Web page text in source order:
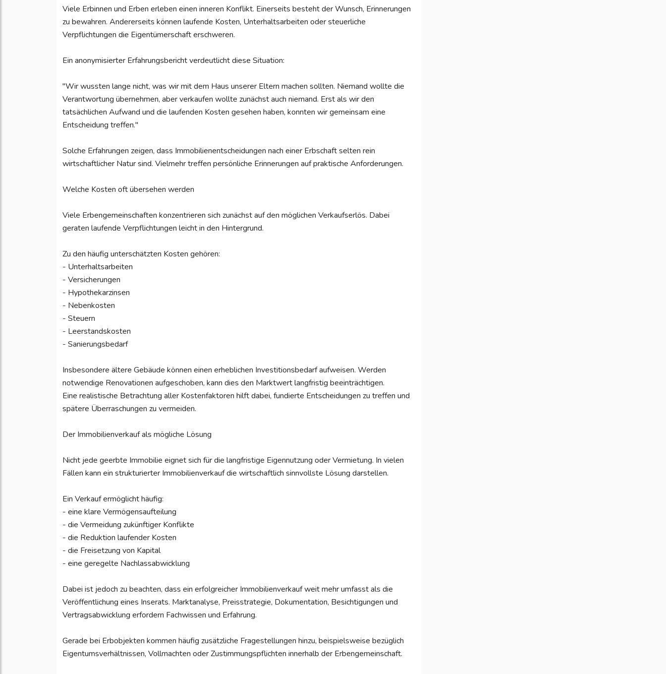
Viele Erbinnen und Erben erleben einen inneren Konflikt. Einerseits besteht der Wunsch, Erinnerungen
zu bewahren. Andererseits können laufende Kosten, Unterhaltsarbeiten oder steuerliche
Verpflichtungen die Eigentümerschaft erschweren.
Ein anonymisierter Erfahrungsbericht verdeutlicht diese Situation:
"Wir wussten lange nicht, was wir mit dem Haus unserer Eltern machen sollten. Niemand wollte die
Verantwortung übernehmen, aber verkaufen wollte zunächst auch niemand. Erst als wir den
tatsächlichen Aufwand und die laufenden Kosten gesehen haben, konnten wir gemeinsam eine
Entscheidung treffen."
Solche Erfahrungen zeigen, dass Immobilienentscheidungen nach einer Erbschaft selten rein
wirtschaftlicher Natur sind. Vielmehr treffen persönliche Erinnerungen auf praktische Anforderungen.
Welche Kosten oft übersehen werden
Viele Erbengemeinschaften konzentrieren sich zunächst auf den möglichen Verkaufserlös. Dabei
geraten laufende Verpflichtungen leicht in den Hintergrund.
Zu den häufig unterschätzten Kosten gehören:
- Unterhaltsarbeiten
- Versicherungen
- Hypothekarzinsen
- Nebenkosten
- Steuern
- Leerstandskosten
- Sanierungsbedarf
Insbesondere ältere Gebäude können einen erheblichen Investitionsbedarf aufweisen. Werden
notwendige Renovationen aufgeschoben, kann dies den Marktwert langfristig beeinträchtigen.
Eine realistische Betrachtung aller Kostenfaktoren hilft dabei, fundierte Entscheidungen zu treffen und
spätere Überraschungen zu vermeiden.
Der Immobilienverkauf als mögliche Lösung
Nicht jede geerbte Immobilie eignet sich für die langfristige Eigennutzung oder Vermietung. In vielen
Fällen kann ein strukturierter Immobilienverkauf die wirtschaftlich sinnvollste Lösung darstellen.
Ein Verkauf ermöglicht häufig:
- eine klare Vermögensaufteilung
- die Vermeidung zukünftiger Konflikte
- die Reduktion laufender Kosten
- die Freisetzung von Kapital
- eine geregelte Nachlassabwicklung
Dabei ist jedoch zu beachten, dass ein erfolgreicher Immobilienverkauf weit mehr umfasst als die
Veröffentlichung eines Inserats. Marktanalyse, Preisstrategie, Dokumentation, Besichtigungen und
Vertragsabwicklung erfordern Fachwissen und Erfahrung.
Gerade bei Erbobjekten kommen häufig zusätzliche Fragestellungen hinzu, beispielsweise bezüglich
Eigentumsverhältnissen, Vollmachten oder Zustimmungspflichten innerhalb der Erbengemeinschaft.